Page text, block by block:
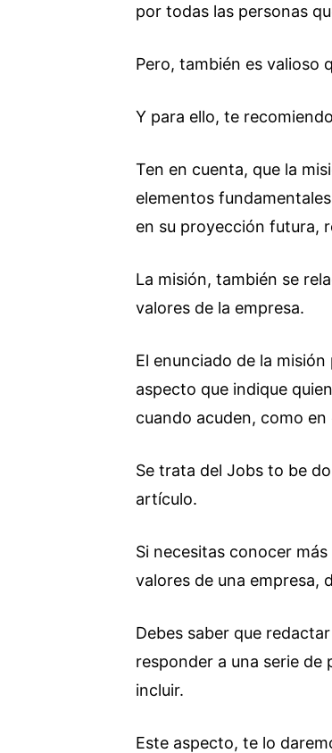
por todas las personas
Pero, también es valioso
Y para ello, te
Ten en cuenta, que la
elementos
en su proyección futura,
La misión, también se
valores de la empresa.
El enunciado de la
aspecto que indique
cuando acuden, como
Se trata del Jobs to be
artículo.
Si necesitas conocer
valores de una empresa,
Debes saber que
responder a una serie de
incluir.
Este aspecto, te lo